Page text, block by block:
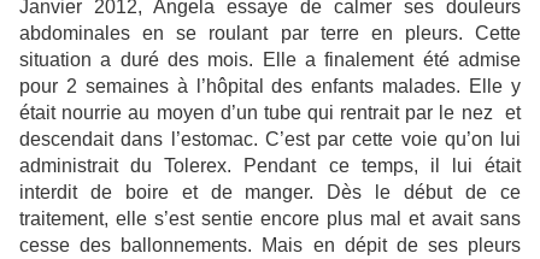
Janvier 2012, Angela essaye de calmer ses douleurs
abdominales en se roulant par terre en pleurs. Cette
situation a duré des mois. Elle a finalement été admise
pour 2 semaines à l’hôpital des enfants malades. Elle y
était nourrie au moyen d’un tube qui rentrait par le nez
et
descendait dans l’estomac. C’est par cette voie qu’on lui
administrait du Tolerex. Pendant ce temps, il lui était
interdit de boire et de manger. Dès le début de ce
traitement, elle s’est sentie encore plus mal et avait sans
cesse des ballonnements. Mais en dépit de ses pleurs